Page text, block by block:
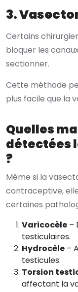
3.
Certains
bloquer les
sectionner.
Cette méthode
plus facile que la
Quelles
détectées
?
Même si la
contraceptive,
certaines
Varicocèle –
testiculaires.
Hydrocèle –
testicules.
Torsion
affectant la